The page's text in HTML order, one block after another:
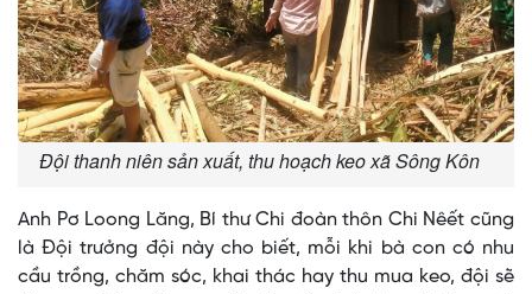
Đội thanh niên sản xuất, thu hoạch keo xã Sông Kôn
Anh Pơ Loong Lăng, Bí thư Chi đoàn thôn Chi Nêết cũng
là Đội trưởng đội này cho biết, mỗi khi bà con có nhu
cầu trồng, chăm sóc, khai thác hay thu mua keo, đội sẽ